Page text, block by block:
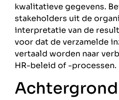
kwalitatieve gegevens.
stakeholders uit de
interpretatie van de
voor dat de verzamelde
vertaald worden naar
HR-beleid of -processen.